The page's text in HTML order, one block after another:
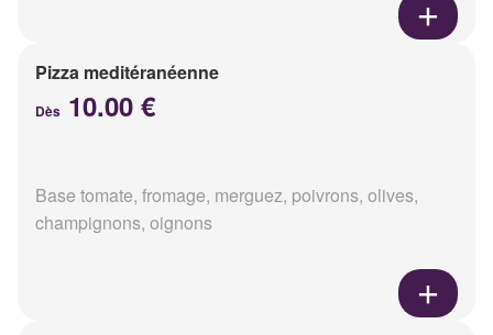
Pizza meditéranéenne
Dès 10.00 €
Base tomate, fromage, merguez, poivrons, olives,
champignons, oignons